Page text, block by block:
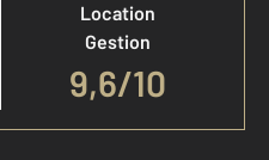
Location
Gestion
9,6/10